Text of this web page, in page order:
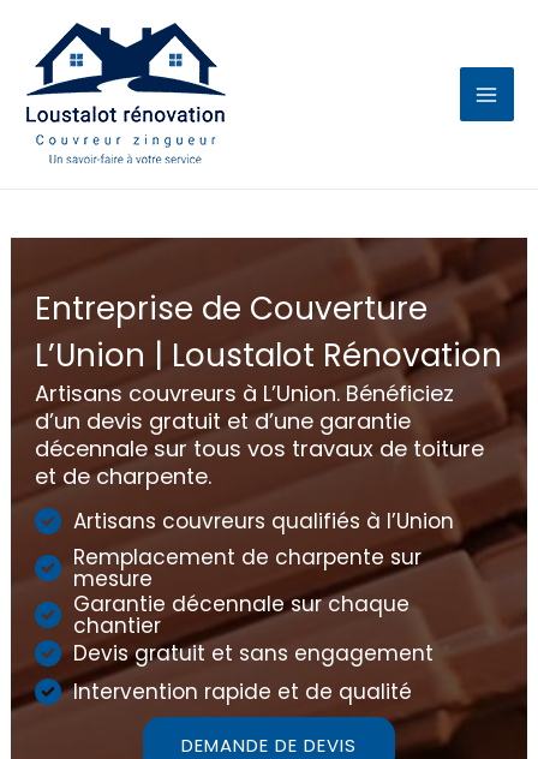
contenu
Entreprise de Couverture
L’Union | Loustalot Rénovation
Artisans couvreurs à L’Union. Bénéficiez
d’un devis gratuit et d’une garantie
décennale sur tous vos travaux de toiture
et de charpente.
Artisans couvreurs qualifiés à l’Union
Remplacement de charpente sur
mesure
Garantie décennale sur chaque
chantier
Devis gratuit et sans engagement
Intervention rapide et de qualité
DEMANDE DE DEVIS